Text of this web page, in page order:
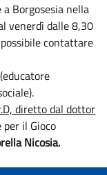
Borgosesia nella
venerdì dalle 8,30
contattare
diretto dal dottor
il Gioco
Nicosia.